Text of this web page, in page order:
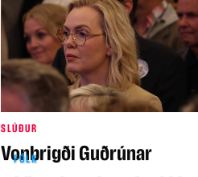
SLÚÐUR
Vonbrigði Guðrúnar
FÓLK